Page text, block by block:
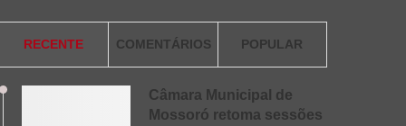
RECENTE COMENTÁRIOS POPULAR
Câmara Municipal de
Mossoró retoma sessões